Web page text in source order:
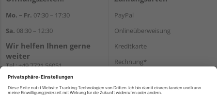
Mo. – Fr. 07:30 – 17:30
Sa. 08:30 – 12:30
Wir helfen Ihnen gerne
weiter
Tel.:+49 7721 56051
E-Mail:onlineshop@holzland-
PayPal
Onlineüberweisung
Kreditkarte
Rechnung*
Versand